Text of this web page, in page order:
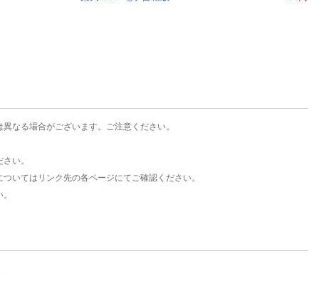
なる場合がございます。ご注意ください。
い。
いてはリンク先の各ページにてご確認ください。